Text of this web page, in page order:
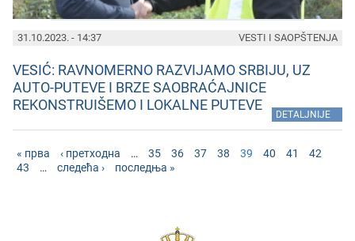
31.10.2023. - 14:37
VESIĆ: RAVNOMERNO RAZVIJAMO SRBIJU, UZ
AUTO-PUTEVE I BRZE SAOBRAĆAJNICE
REKONSTRUIŠEMO I LOKALNE PUTEVE
DETALJNIJE
VESTI I SAOPŠTENJA
« прва ‹ претходна … 35 36 37 38 39 40 41
42
43
… следећа › последња »